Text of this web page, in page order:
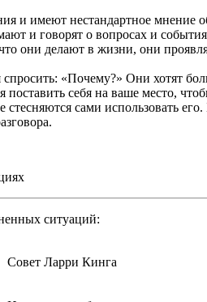
и имеют нестандартное мнение
и говорят о вопросах и
они делают в жизни, они
«Почему?» Они хотят
себя на ваше место,
сами использовать
ситуаций:
Совет Ларри Кинга